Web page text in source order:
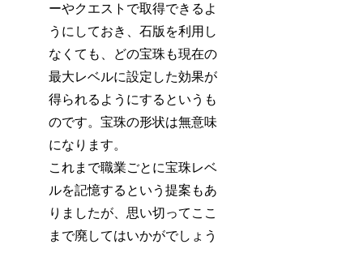
ーやクエストで取得できるよ
うにしておき、石版を利用し
なくても、どの宝珠も現在の
最大レベルに設定した効果が
得られるようにするというも
のです。宝珠の形状は無意味
になります。
これまで職業ごとに宝珠レベ
ルを記憶するという提案もあ
りましたが、思い切ってここ
まで廃してはいかがでしょう